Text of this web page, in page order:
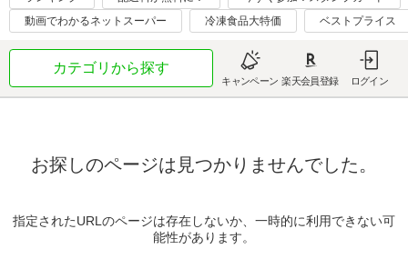
動画でわかるネットスーパー
冷凍食品大特価 ベストプライス
カテゴリから探す
キャンペーン 楽天会員登録 ログイン
お探しのページは見つかりませんでした。
指定されたURLのページは存在しないか、一時的に利用できない可
能性があります。